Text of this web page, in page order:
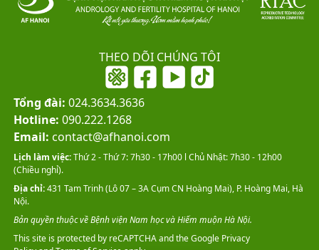
THEO DÕI CHÚNG TÔI
Tổng đài: 024.3634.3636
Hotline: 090.222.1268
Email: contact@afhanoi.com
This site is protected by reCAPTCHA and the GooglePrivacy
Lịch làm việc:Thứ 2 - Thứ 7: 7h30 - 17h00 l Chủ Nhật: 7h30 - 12h00
(Chiều nghỉ).
Địa chỉ:431 Tam Trinh (Lô 07 – 3A Cụm CN Hoàng Mai), P. Hoàng Mai, Hà
Nội.
Bản quyền thuộc về Bệnh viện Nam học và Hiếm muộn Hà Nội.